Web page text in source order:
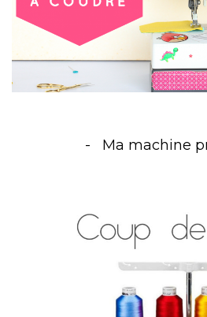
Ma machine